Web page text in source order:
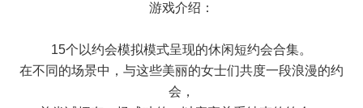
游戏介绍：
15个以约会模拟模式呈现的休闲短约会合集。
在不同的场景中，与这些美丽的女士们共度一段浪漫的约
会，